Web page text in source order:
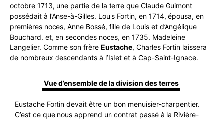
octobre 1713, une partie de la terre que Claude Guimont
possédait à l’Anse-à-Gilles. Louis Fortin, en 1714, épousa, en
premières noces, Anne Bossé, fille de Louis et d’Angélique
Bouchard, et, en secondes noces, en 1735, Madeleine
Langelier. Comme son frère Eustache, Charles Fortin laissera
de nombreux descendants à l’IsIet et à Cap-Saint-Ignace.
Vue d’ensemble de la division des terres
Eustache Fortin devait être un bon menuisier-charpentier.
C’est ce que nous apprend un contrat passé à la Rivière-